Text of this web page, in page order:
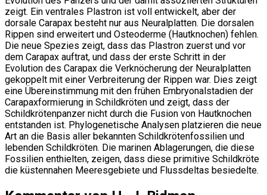
zeigt. Ein ventrales Plastron ist voll entwickelt, aber der
dorsale Carapax besteht nur aus Neuralplatten. Die dorsalen
Rippen sind erweitert und Osteoderme (Hautknochen) fehlen.
Die neue Spezies zeigt, dass das Plastron zuerst und vor
dem Carapax auftrat, und dass der erste Schritt in der
Evolution des Carapax die Verknöcherung der Neuralplatten
gekoppelt mit einer Verbreiterung der Rippen war. Dies zeigt
eine Übereinstimmung mit den frühen Embryonalstadien der
Carapaxformierung in Schildkröten und zeigt, dass der
Schildkrötenpanzer nicht durch die Fusion von Hautknochen
entstanden ist. Phylogenetische Analysen platzieren die neue
Art an die Basis aller bekannten Schildkrötenfossilien und
lebenden Schildkröten. Die marinen Ablagerungen, die diese
Fossilien enthielten, zeigen, dass diese primitive Schildkröte
die küstennahen Meeresgebiete und Flussdeltas besiedelte.